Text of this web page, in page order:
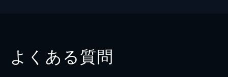
よくある質問